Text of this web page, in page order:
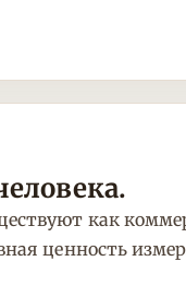
как
ценность